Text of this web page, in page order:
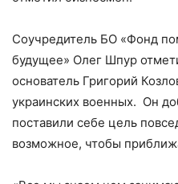
Соучредитель БО «Фонд
будущее» Олег Шпур
основатель Григорий
украинских военных. Он
поставили себе цель
возможное, чтобы